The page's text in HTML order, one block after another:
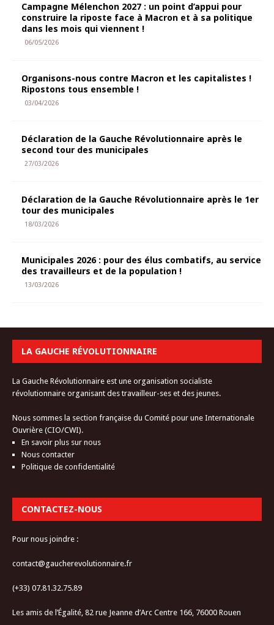
Campagne Mélenchon 2027 : un point d’appui pour
construire la riposte face à Macron et à sa politique
dans les mois qui viennent !
06/05/2026
Organisons-nous contre Macron et les capitalistes !
Ripostons tous ensemble !
03/04/2026
Déclaration de la Gauche Révolutionnaire après le
second tour des municipales
27/03/2026
Déclaration de la Gauche Révolutionnaire après le 1er
tour des municipales
18/03/2026
Municipales 2026 : pour des élus combatifs, au service
des travailleurs et de la population !
13/03/2026
LA GAUCHE RÉVOLUTIONNAIRE
La Gauche Révolutionnaire est une organisation socialiste
révolutionnaire organisant des travailleur-ses et des jeunes.
Nous sommes la section française du Comité pour une Internationale
Ouvrière (CIO/CWI).
En savoir plus sur nous
Nous contacter
Politique de confidentialité
CONTACTEZ-NOUS
Pour nous joindre :
contact@gaucherevolutionnaire.fr
(+33) 07.81.32.75.89
Les amis de l’Égalité, 82 rue Jeanne d’Arc Centre 166, 76000 Rouen